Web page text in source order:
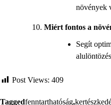
növények
Miért fontos a
Segít
Post Views: 409
Taggedfenntarthatóság,